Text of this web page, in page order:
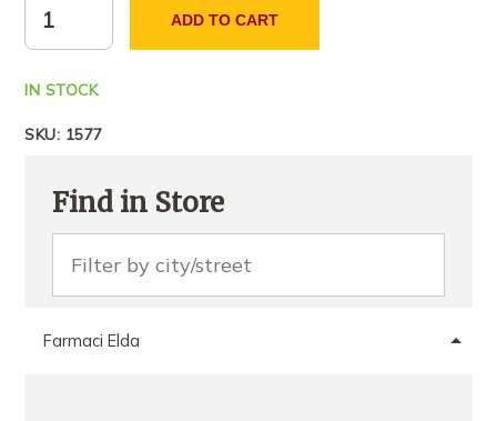
ADD TO CART
IN STOCK
SKU: 1577
Find in Store
Farmaci Elda